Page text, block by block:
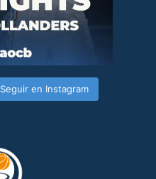
Seguir en Instagram